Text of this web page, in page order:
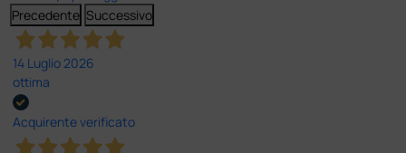
Precedente Successivo
14 Luglio 2026
ottima
Acquirente verificato